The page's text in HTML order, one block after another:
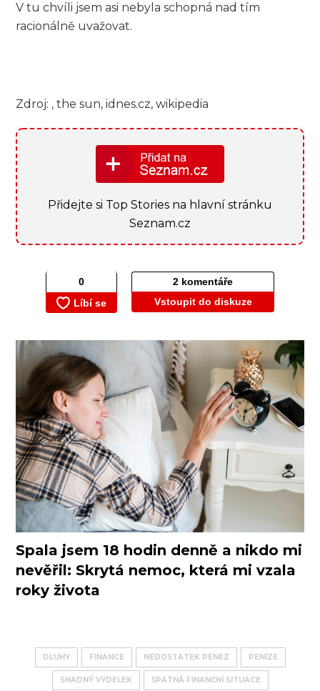
V tu chvíli jsem asi nebyla schopná nad tím
racionálně uvažovat.
Zdroj: , the sun, idnes.cz, wikipedia
Přidejte si Top Stories na hlavní stránku
Seznam.cz
2 komentáře
Vstoupit do diskuze
Spala jsem 18 hodin denně a nikdo mi
nevěřil: Skrytá nemoc, která mi vzala
roky života
DLUHY FINANCE NEDOSTATEK PENĚZ PENÍZE
SNADNÝ VÝDĚLEK ŠPATNÁ FINANČNÍ SITUACE